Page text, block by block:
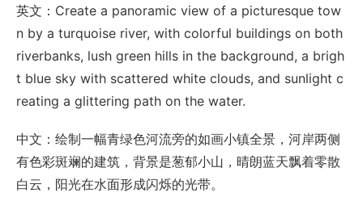
英文：Create a panoramic view of a picturesque tow
n by a turquoise river, with colorful buildings on both
riverbanks, lush green hills in the background, a brigh
t blue sky with scattered white clouds, and sunlight c
reating a glittering path on the water.
中文：绘制一幅青绿色河流旁的如画小镇全景，河岸两侧
有色彩斑斓的建筑，背景是葱郁小山，晴朗蓝天飘着零散
白云，阳光在水面形成闪烁的光带。